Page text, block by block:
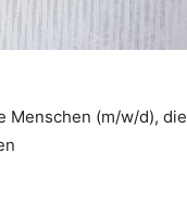
Menschen (m/w/d), die